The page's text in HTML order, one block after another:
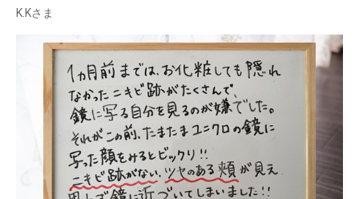
K.Kさま